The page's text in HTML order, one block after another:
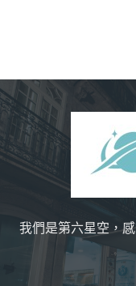
我們是第六星空，